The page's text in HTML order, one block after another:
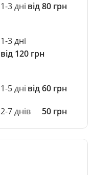
1-3 дні від 80 грн
1-3 дні
від 120 грн
1-5 дні від 60 грн
2-7 днів 50 грн